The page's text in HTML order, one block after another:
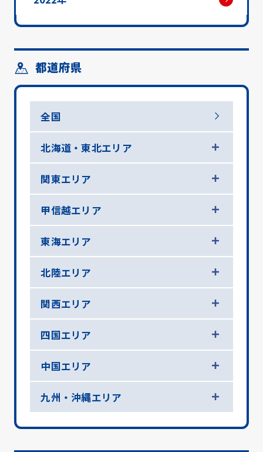
都道府県
全国
北海道・東北エリア
関東エリア
甲信越エリア
東海エリア
北陸エリア
関西エリア
四国エリア
中国エリア
九州・沖縄エリア